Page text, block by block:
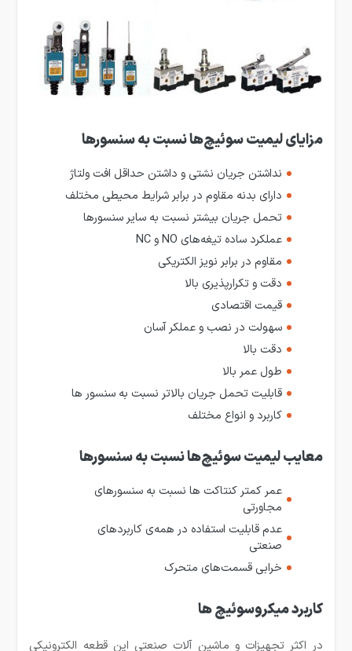
مزایای لیمیت سوئیچ‌ها نسبت به سنسورها
نداشتن جریان نشتی و داشتن حداقل افت ولتاژ
دارای بدنه مقاوم در برابر شرایط محیطی مختلف
تحمل جریان بیشتر نسبت به سایر سنسورها
عملکرد ساده تیغه‌های NO و NC
مقاوم در برابر نویز الکتریکی
دقت و تکرارپذیری بالا
قیمت اقتصادی
سهولت در نصب و عملکر آسان
دقت بالا
طول عمر بالا
قابلیت تحمل جریان بالاتر نسبت به سنسور ها
کاربرد و انواع مختلف
معایب لیمیت سوئیچ‌ها نسبت به سنسورها
عمر کمتر کنتاکت ها نسبت به سنسورهای
مجاورتی
عدم قابلیت استفاده در همه‌ی کاربردهای
صنعتی
خرابی قسمت‌های متحرک
کاربرد میکروسوئیچ ها
در اکثر تجهیزات و ماشین آلات صنعتی این قطعه الکترونیکی